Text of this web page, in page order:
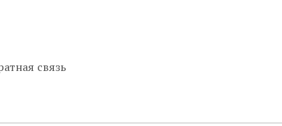
связь